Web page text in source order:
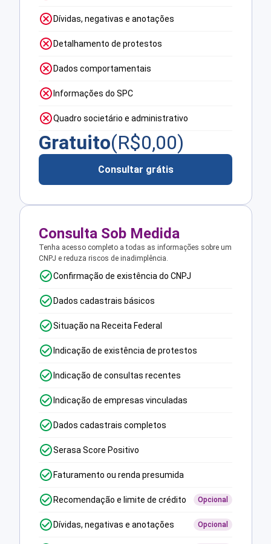
Dívidas, negativas e anotações
Detalhamento de protestos
Dados comportamentais
Informações do SPC
Quadro societário e administrativo
Gratuito(R$0,00)
Consultar grátis
Consulta Sob Medida
Tenha acesso completo a todas as informações sobre um
CNPJ e reduza riscos de inadimplência.
Confirmação de existência do CNPJ
Dados cadastrais básicos
Situação na Receita Federal
Indicação de existência de protestos
Indicação de consultas recentes
Indicação de empresas vinculadas
Dados cadastrais completos
Serasa Score Positivo
Faturamento ou renda presumida
Recomendação e limite de crédito Opcional
Dívidas, negativas e anotações Opcional